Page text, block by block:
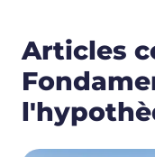
Articles